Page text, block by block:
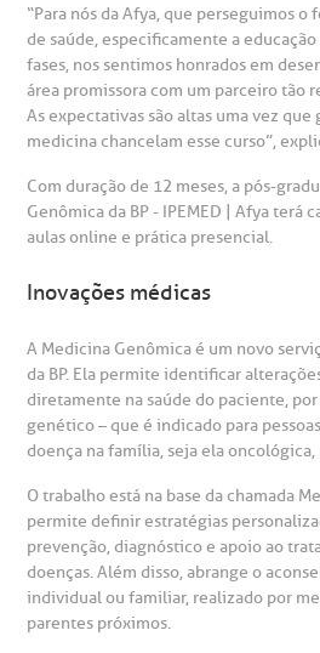
Saiba mais
Endereço:
R. Martiniano de Carvalho, 965
CEP: 01323-001 | Bela Vista
São Paulo - SP
Clínica Medicina da
a BP
Conosco
de Bioética
Centro de Doenças
Cirurgia
de Sangue
de órgãos
“Para nós da Afya, que perseguimos
de saúde, especificamente a
fases, nos sentimos honrados em
área promissora com um parceiro tão
As expectativas são altas uma vez que
medicina chancelam esse curso”,
Com duração de 12 meses, a pós-
Genômica da BP - IPEMED | Afya terá
aulas online e prática presencial.
Inovações médicas
A Medicina Genômica é um novo
da BP. Ela permite identificar
diretamente na saúde do paciente,
genético – que é indicado para
doença na família, seja ela
O trabalho está na base da chamada
permite definir estratégias
prevenção, diagnóstico e apoio ao
doenças. Além disso, abrange o
individual ou familiar, realizado por
parentes próximos.